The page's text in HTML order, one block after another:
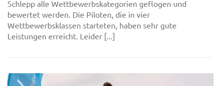
Schlepp alle Wettbewerbskategorien geflogen und
bewertet werden. Die Piloten, die in vier
Wettbewerbsklassen starteten, haben sehr gute
Leistungen erreicht. Leider [...]